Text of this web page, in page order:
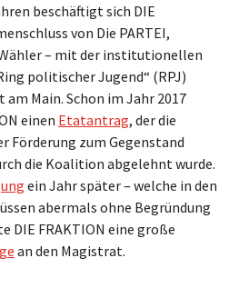
beschäftigt sich DIE
von Die PARTEI,
– mit der institutionellen
politischer Jugend“ (RPJ)
Main. Schon im Jahr 2017
einen Etatantrag, der die
Förderung zum Gegenstand
die Koalition abgelehnt wurde.
ein Jahr später – welche in den
abermals ohne Begründung
DIE FRAKTION eine große
an den Magistrat.